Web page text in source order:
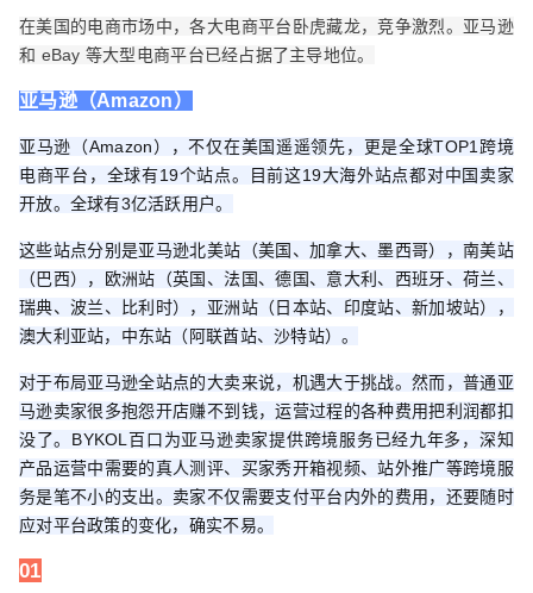
在美国的电商市场中，各大电商平台卧虎藏龙，竞争激烈。亚马逊
和 eBay 等大型电商平台已经占据了主导地位。
亚马逊（Amazon）
亚马逊（Amazon），不仅在美国遥遥领先，更是全球TOP1跨境
电商平台，全球有19个站点。目前这19大海外站点都对中国卖家
开放。全球有3亿活跃用户。
这些站点分别是亚马逊北美站（美国、加拿大、墨西哥），南美站
（巴西），欧洲站（英国、法国、德国、意大利、西班牙、荷兰、
瑞典、波兰、比利时），亚洲站（日本站、印度站、新加坡站），
澳大利亚站，中东站（阿联酋站、沙特站）。
对于布局亚马逊全站点的大卖来说，机遇大于挑战。然而，普通亚
马逊卖家很多抱怨开店赚不到钱，运营过程的各种费用把利润都扣
没了。BYKOL百口为亚马逊卖家提供跨境服务已经九年多，深知
产品运营中需要的真人测评、买家秀开箱视频、站外推广等跨境服
务是笔不小的支出。卖家不仅需要支付平台内外的费用，还要随时
应对平台政策的变化，确实不易。
01